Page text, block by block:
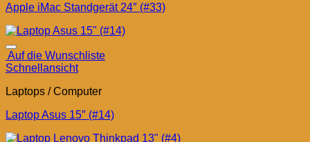
Apple iMac Standgerät 24″ (#33)
Auf die Wunschliste
Schnellansicht
Laptops / Computer
Laptop Asus 15″ (#14)